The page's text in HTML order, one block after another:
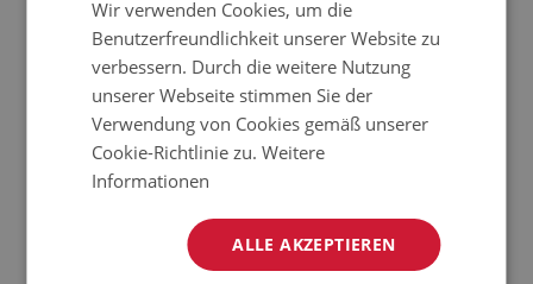
Material: Vinyl verstärkt mit PES-Netz;
1,6 mm
Farbtöne von Teppichen können geringfügig von der
Wir verwenden Cookies, um die
Benutzerfreundlichkeit unserer Website zu
verbessern. Durch die weitere Nutzung
unserer Webseite stimmen Sie der
Verwendung von Cookies gemäß unserer
Cookie-Richtlinie zu.Weitere
Informationen
ALLE AKZEPTIEREN